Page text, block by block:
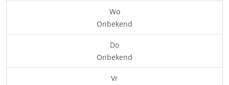
Wo
Onbekend
Do
Onbekend
Vr